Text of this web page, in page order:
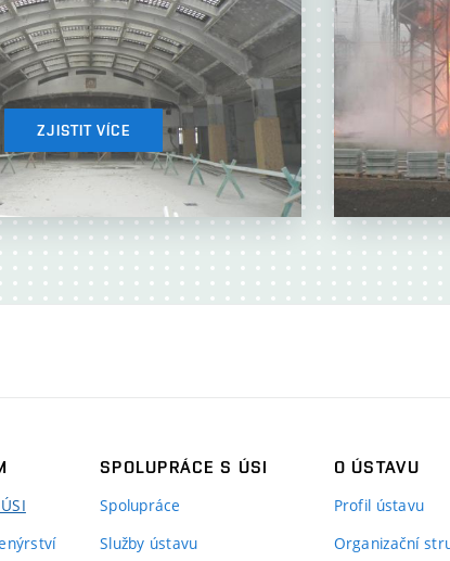
ZJISTIT VÍCE
SPOLUPRÁCE S ÚSI
Spolupráce
Služby ústavu
O ÚSTAVU
Profil ústavu
Organizační